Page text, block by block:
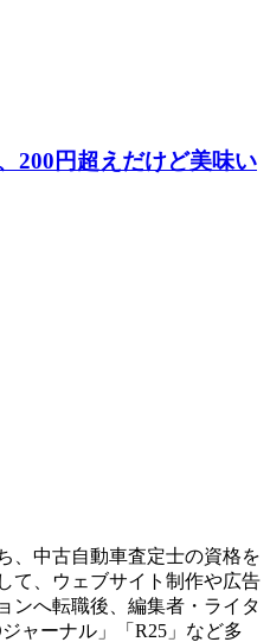
200円超えだけど美味い
、中古自動車査定士の資格を
て、ウェブサイト制作や広告
ンへ転職後、編集者・ライタ
ャーナル」「R25」など多